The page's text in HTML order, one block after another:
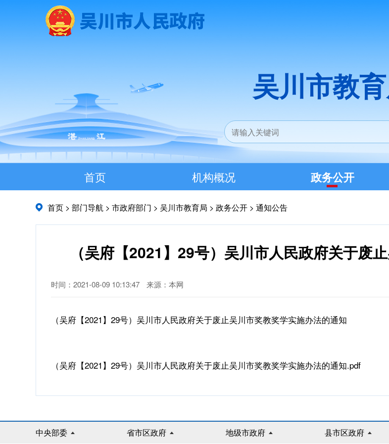
吴川市教
首页 机构概况 政务公开
首页 > 部门导航 > 市政府部门 > 吴川市教育局 > 政务公开 > 通知公告
（吴府【2021】29号）吴川市人民政府关于废
时间：2021-08-09 10:13:47 来源：本网
（吴府【2021】29号）吴川市人民政府关于废止吴川市奖教奖学实施办法的通知
（吴府【2021】29号）吴川市人民政府关于废止吴川市奖教奖学实施办法的通知.pdf
中央部委 省市区政府 地级市政府 县市区政府